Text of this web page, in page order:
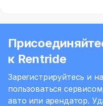
к Rentride
Зарегистрируйтесь и
пользоваться
авто или арендатор.